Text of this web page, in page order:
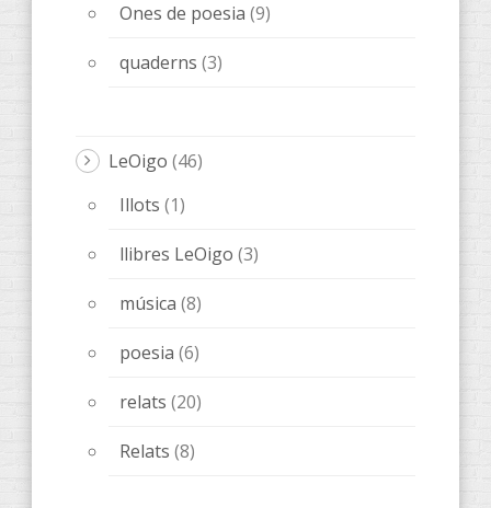
Ones de poesia (9)
quaderns (3)
LeOigo (46)
Illots (1)
llibres LeOigo (3)
música (8)
poesia (6)
relats (20)
Relats (8)